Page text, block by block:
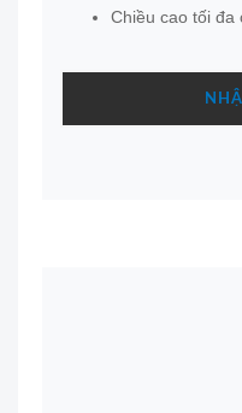
Chiều cao tối đa